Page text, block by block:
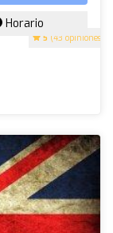
5 (43 opiniones)
Horario